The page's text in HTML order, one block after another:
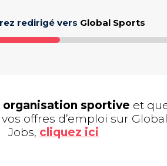
redirigé vers Global Sports
organisation sportive et
offres d’emploi sur
Jobs, cliquez ici